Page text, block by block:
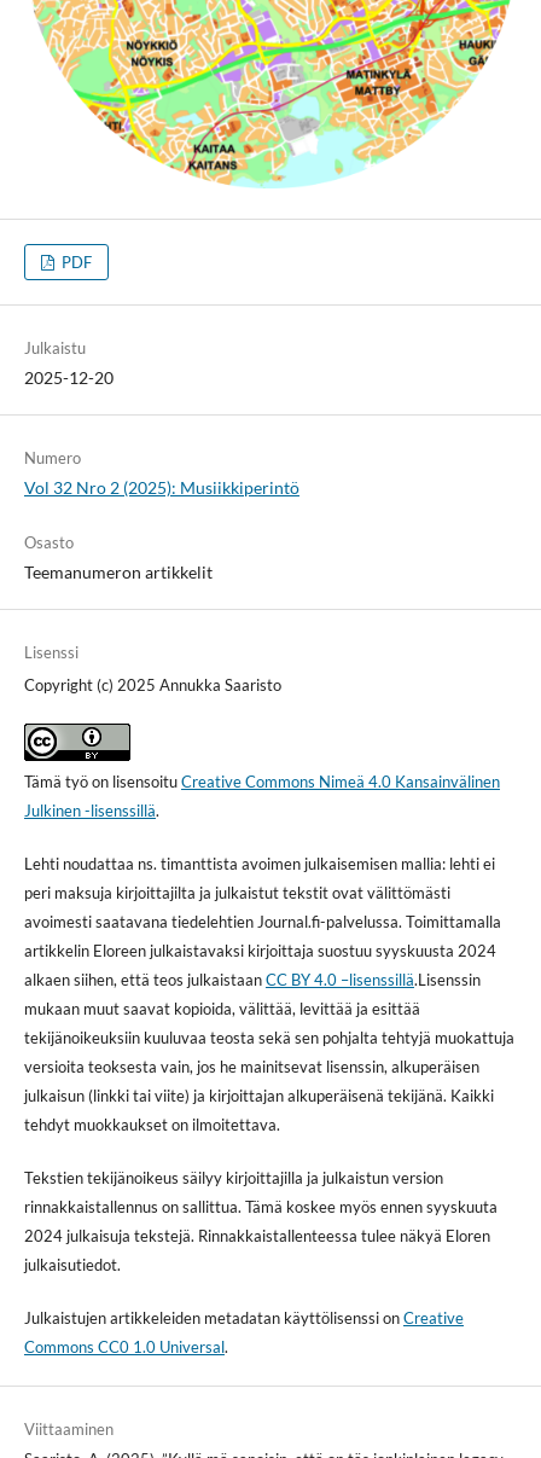
PDF
Julkaistu
2025-12-20
Numero
Vol 32 Nro 2 (2025): Musiikkiperintö
Osasto
Teemanumeron artikkelit
Lisenssi
Copyright (c) 2025 Annukka Saaristo
Tämä työ on lisensoituCreative Commons Nimeä 4.0 Kansainvälinen
Julkinen -lisenssillä.
Lehti noudattaa ns. timanttista avoimen julkaisemisen mallia: lehti ei
peri maksuja kirjoittajilta ja julkaistut tekstit ovat välittömästi
avoimesti saatavana tiedelehtien Journal.fi-palvelussa. Toimittamalla
artikkelin Eloreen julkaistavaksi kirjoittaja suostuu syyskuusta 2024
alkaen siihen, että teos julkaistaanCC BY 4.0 –lisenssillä.Lisenssin
mukaan muut saavat kopioida, välittää, levittää ja esittää
tekijänoikeuksiin kuuluvaa teosta sekä sen pohjalta tehtyjä muokattuja
versioita teoksesta vain, jos he mainitsevat lisenssin, alkuperäisen
julkaisun (linkki tai viite) ja kirjoittajan alkuperäisenä tekijänä. Kaikki
tehdyt muokkaukset on ilmoitettava.
Tekstien tekijänoikeus säilyy kirjoittajilla ja julkaistun version
rinnakkaistallennus on sallittua. Tämä koskee myös ennen syyskuuta
2024 julkaisuja tekstejä. Rinnakkaistallenteessa tulee näkyä Eloren
julkaisutiedot.
Julkaistujen artikkeleiden metadatan käyttölisenssi onCreative
Commons CC0 1.0 Universal.
Viittaaminen